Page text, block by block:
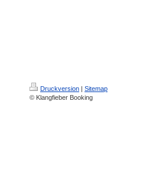
Druckversion | Sitemap
© Klangfieber Booking